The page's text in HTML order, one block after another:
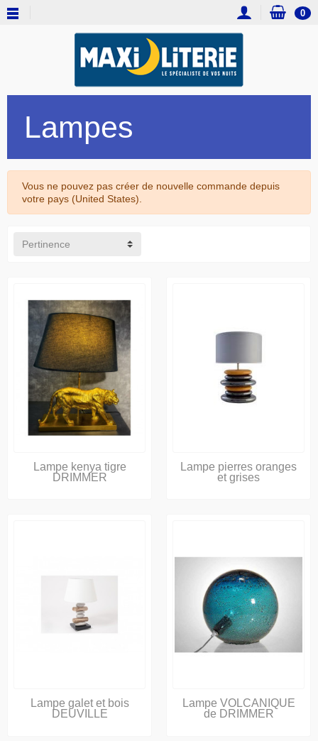
0
Lampes
Vous ne pouvez pas créer de nouvelle commande depuis
votre pays (United States).
Pertinence
Lampe kenya tigre
DRIMMER
Lampe pierres oranges
et grises
Lampe galet et bois
DEUVILLE
Lampe VOLCANIQUE
de DRIMMER